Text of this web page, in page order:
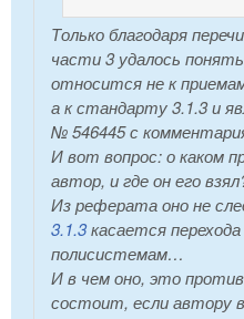
Только благодаря
части 3 удалось
относится не к
а к стандарту 3.1.3 и
№ 546445 с
И вот вопрос: о каком
автор, и где он его
Из реферата оно не
3.1.3касается
полисистемам…
И в чем оно, это
состоит, если автору